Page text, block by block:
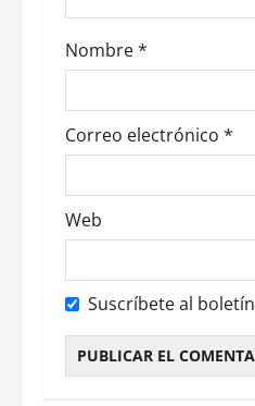
e
n
t
r
a
d
a
s
Nombre*
Correo electrónico *
Web
Suscríbete al boletín